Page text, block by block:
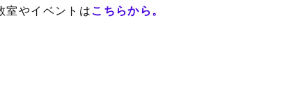
室やイベントはこちらから。